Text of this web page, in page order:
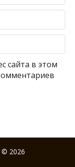
сайта в этом
© 2026